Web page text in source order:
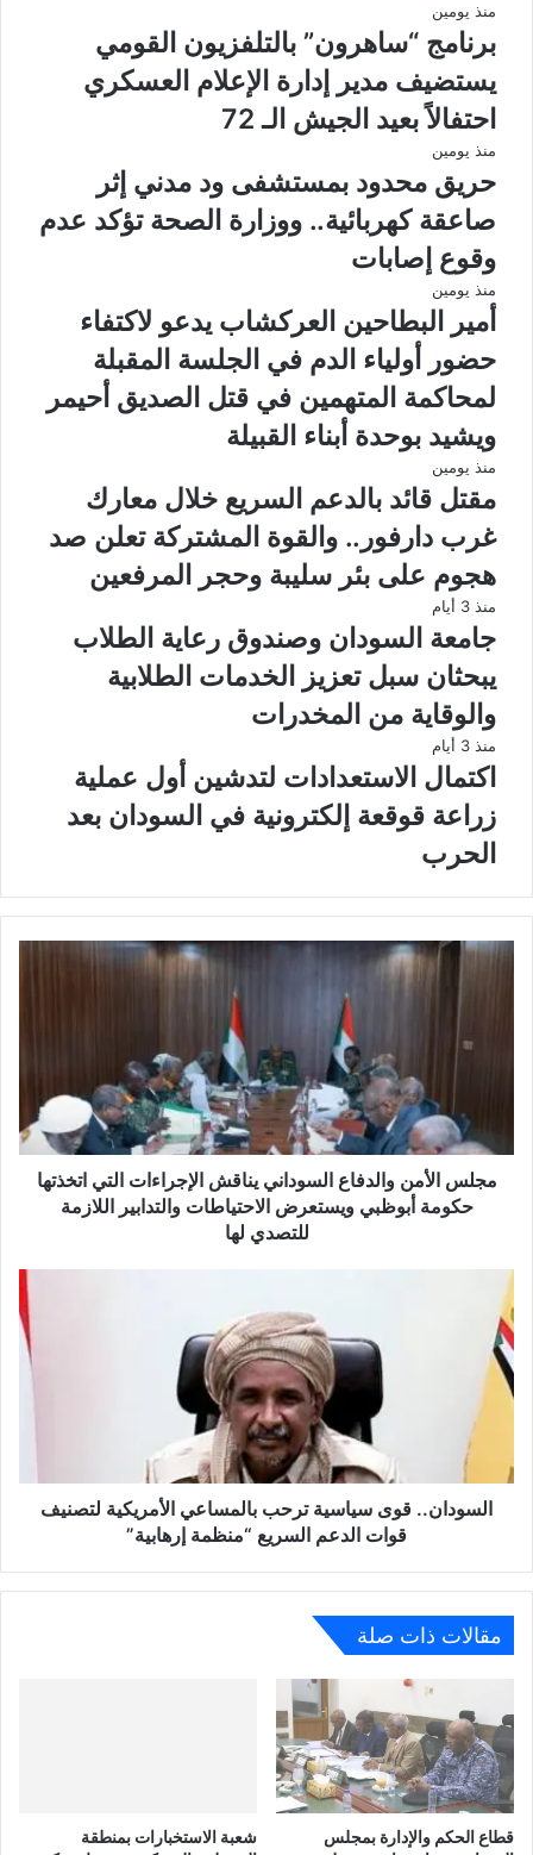
منذ يومين
برنامج “ساهرون” بالتلفزيون القومي
يستضيف مدير إدارة الإعلام العسكري
احتفالاً بعيد الجيش الـ 72
منذ يومين
حريق محدود بمستشفى ود مدني إثر
صاعقة كهربائية.. ووزارة الصحة تؤكد عدم
وقوع إصابات
منذ يومين
أمير البطاحين العركشاب يدعو لاكتفاء
حضور أولياء الدم في الجلسة المقبلة
لمحاكمة المتهمين في قتل الصديق أحيمر
ويشيد بوحدة أبناء القبيلة
منذ يومين
مقتل قائد بالدعم السريع خلال معارك
غرب دارفور.. والقوة المشتركة تعلن صد
هجوم على بئر سليبة وحجر المرفعين
منذ 3 أيام
جامعة السودان وصندوق رعاية الطلاب
يبحثان سبل تعزيز الخدمات الطلابية
والوقاية من المخدرات
منذ 3 أيام
اكتمال الاستعدادات لتدشين أول عملية
زراعة قوقعة إلكترونية في السودان بعد
الحرب
مجلس الأمن والدفاع السوداني يناقش الإجراءات التي اتخذتها
حكومة أبوظبي ويستعرض الاحتياطات والتدابير اللازمة
للتصدي لها
السودان.. قوى سياسية ترحب بالمساعي الأمريكية لتصنيف
قوات الدعم السريع “منظمة إرهابية”
مقالات ذات صلة
قطاع الحكم والإدارة بمجلس
شعبة الاستخبارات بمنطقة